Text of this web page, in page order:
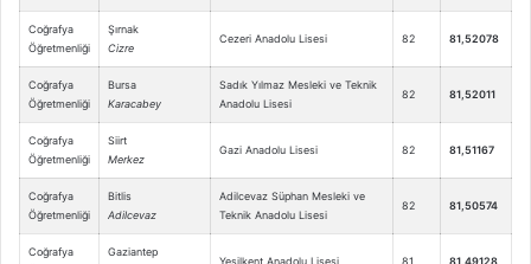
Coğrafya
Öğretmenliği
Şırnak
Cizre
Cezeri Anadolu Lisesi 82 81,52078
Coğrafya
Öğretmenliği
Bursa
Karacabey
Sadık Yılmaz Mesleki ve Teknik
Anadolu Lisesi
82 81,52011
Coğrafya
Öğretmenliği
Siirt
Merkez
Gazi Anadolu Lisesi 82 81,51167
Coğrafya
Öğretmenliği
Bitlis
Adilcevaz
Adilcevaz Süphan Mesleki ve
Teknik Anadolu Lisesi
82 81,50574
Coğrafya
Gaziantep
Yeşilkent Anadolu Lisesi 81 81,49128